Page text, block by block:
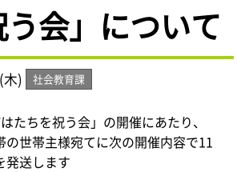
会」について
木) 社会教育課
たちを祝う会」の開催にあたり、
の世帯主様宛てに次の開催内容で11
発送します